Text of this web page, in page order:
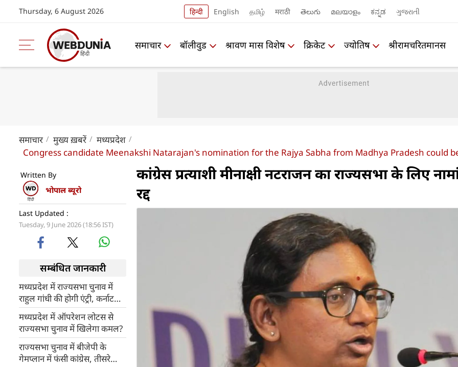
Thursday, 6 August 2026 हिन्दी English தமிழ் मराठी తెలుగు മലയാളം ಕನ್ನಡ ગુજરાતી
समाचार बॉलीवुड श्रावण मास विशेष क्रिकेट ज्योतिष श्रीरामचरितमानस
समाचार मुख्य ख़बरें
मध्यप्रदेश
Congress candidate Meenakshi Natarajan's nomination for the Rajya Sabha from Madhya Pradesh could
Written By
भोपाल ब्यूरो
Last Updated :
Tuesday, 9 June 2026 (18:56 IST)
सम्बंधित जानकारी
मध्यप्रदेश में राज्यसभा चुनाव में
राहुल गांधी की होगी एंट्री, कर्नाटक
शिफ्ट किए गए कांग्रेस विधायकों से
हो सकती है मुलाकात!
मध्यप्रदेश में ऑपरेशन लोटस से
राज्यसभा चुनाव में खिलेगा कमल?
राज्यसभा चुनाव में बीजेपी के
गेमप्लान में फंसी कांग्रेस, तीसरे
कांग्रेस प्रत्याशी मीनाक्षी नटराजन का राज्यसभा के लिए
रद्द